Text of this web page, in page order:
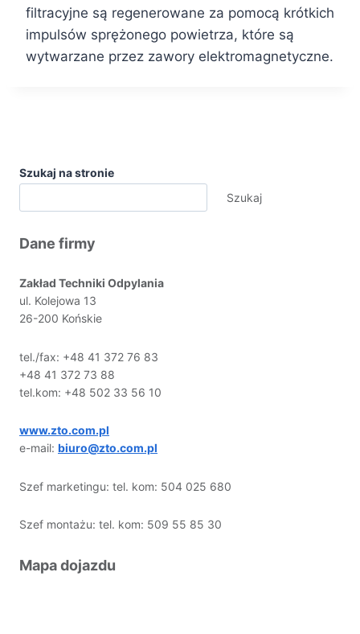
filtracyjne są regenerowane za pomocą krótkich
impulsów sprężonego powietrza, które są
wytwarzane przez zawory elektromagnetyczne.
Szukaj na stronie
Szukaj
Dane firmy
Zakład Techniki Odpylania
ul. Kolejowa 13
26-200 Końskie
tel./fax: +48 41 372 76 83
+48 41 372 73 88
tel.kom: +48 502 33 56 10
www.zto.com.pl
e-mail: biuro@zto.com.pl
Szef marketingu: tel. kom: 504 025 680
Szef montażu: tel. kom: 509 55 85 30
Mapa dojazdu